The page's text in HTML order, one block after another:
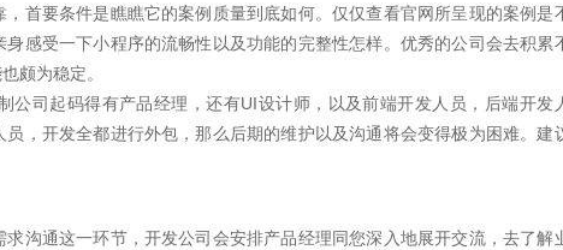
首要条件是瞧瞧它的案例质量到底如何。仅仅查看官网所呈现的案例是
感受一下小程序的流畅性以及功能的完整性怎样。优秀的公司会去积累
颇为稳定。
公司起码得有产品经理，还有UI设计师，以及前端开发人员，后端开发
，开发全都进行外包，那么后期的维护以及沟通将会变得极为困难。建
沟通这一环节，开发公司会安排产品经理同您深入地展开交流，去了解